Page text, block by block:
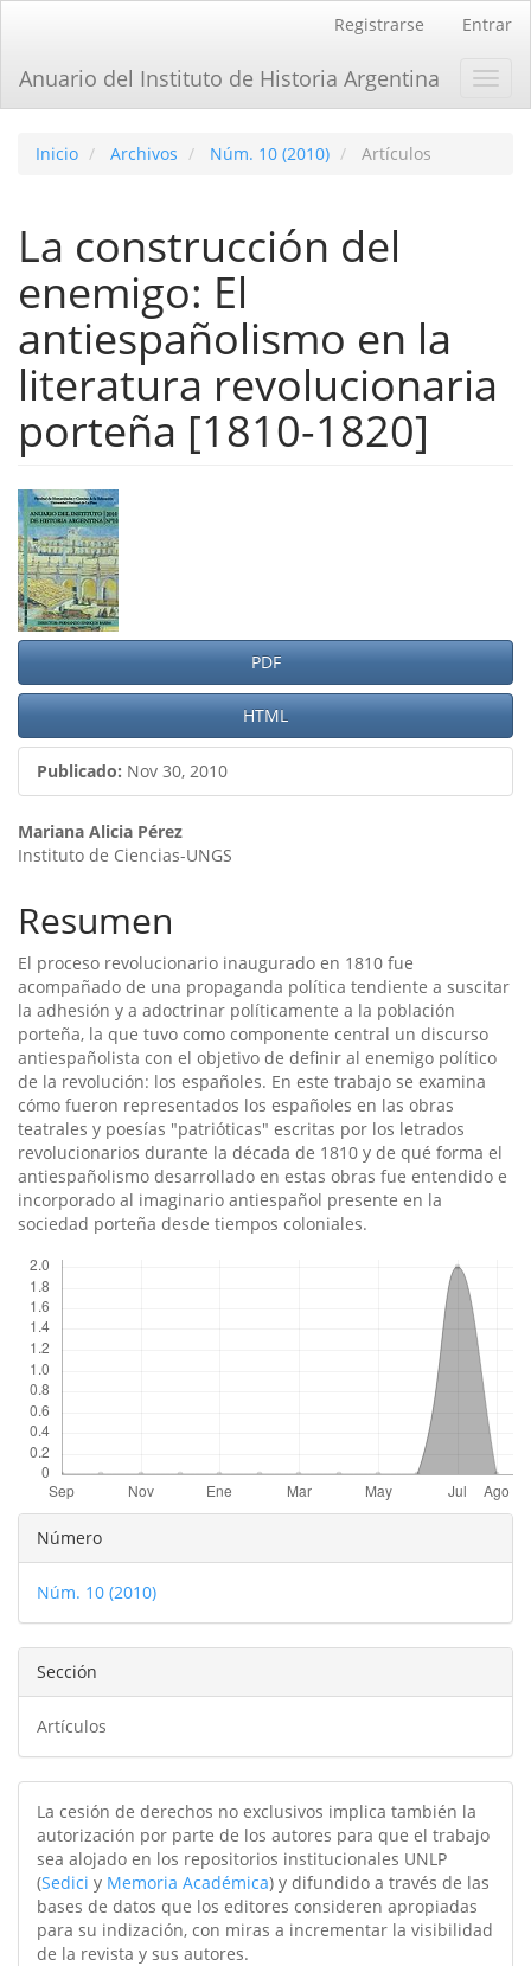
principal
Barra
Registrarse Entrar
Anuario del Instituto de Historia Argentina
Inicio Archivos Núm. 10 (2010) Artículos
La construcción del
enemigo: El
antiespañolismo en la
literatura revolucionaria
porteña [1810-1820]
Barra
lateral
del
artículo
PDF
HTML
Publicado: Nov 30, 2010
Contenido
principal
del
artículo
Mariana Alicia Pérez
Instituto de Ciencias-UNGS
Resumen
El proceso revolucionario inaugurado en 1810 fue
acompañado de una propaganda polí­tica tendiente a suscitar
la adhesión y a adoctrinar polí­ticamente a la población
porteña, la que tuvo como componente central un discurso
antiespañolista con el objetivo de definir al enemigo polí­tico
de la revolución: los españoles. En este trabajo se examina
cómo fueron representados los españoles en las obras
teatrales y poesí­as "patrióticas" escritas por los letrados
revolucionarios durante la década de 1810 y de qué forma el
antiespañolismo desarrollado en estas obras fue entendido e
incorporado al imaginario antiespañol presente en la
sociedad porteña desde tiempos coloniales.
Detalles
del
artículo
Número
Núm. 10 (2010)
Sección
Artículos
La cesión de derechos no exclusivos implica también la
autorización por parte de los autores para que el trabajo
sea alojado en los repositorios institucionales UNLP
(Sedici y Memoria Académica) y difundido a través de las
bases de datos que los editores consideren apropiadas
para su indización, con miras a incrementar la visibilidad
de la revista y sus autores.